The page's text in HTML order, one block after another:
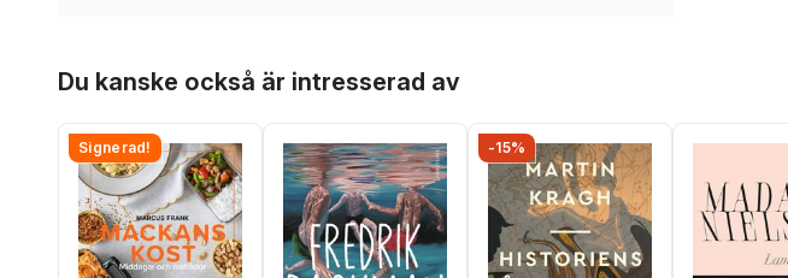
Du kanske också är intresserad av
Signerad! -15%